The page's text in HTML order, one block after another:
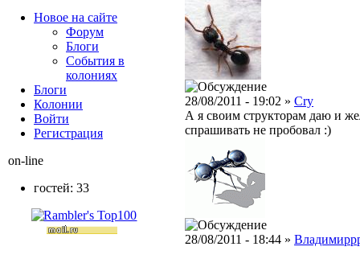
28/08/2011 - 19:02 » Cry
А я своим структорам даю и
спрашивать не пробовал :)
28/08/2011 - 18:44 »
Новое на сайте
Форум
Блоги
События в
колониях
Блоги
Колонии
Войти
Peгиcтpaция
on-line
гостей: 33